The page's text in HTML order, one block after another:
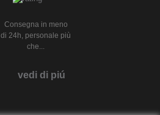
Consegna in meno
di 24h, personale più
che...
vedi di piú